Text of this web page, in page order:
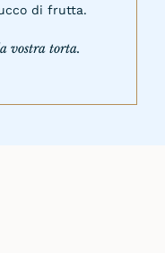
di frutta.
vostra torta.